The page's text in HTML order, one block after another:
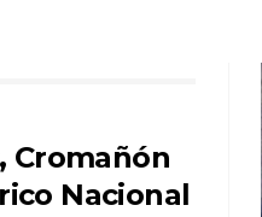
Cromañón
Nacional